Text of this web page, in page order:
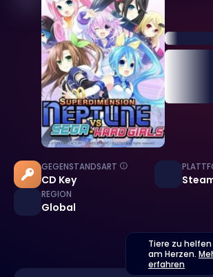
GEGENSTANDSART
CD Key
REGION
Global
Tiere zu
am Herzen.
erfahren